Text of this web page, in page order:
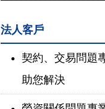
法人客戶
契約、交易問題
助您解決